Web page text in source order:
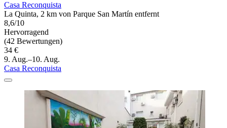
Casa Reconquista
La Quinta, 2 km von Parque San Martín entfernt
8,6/10
Hervorragend
(42 Bewertungen)
34 €
9. Aug.–10. Aug.
Casa Reconquista